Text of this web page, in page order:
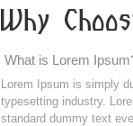
Why
What is Lorem
Lorem Ipsum is simply
typesetting industry.
standard dummy text